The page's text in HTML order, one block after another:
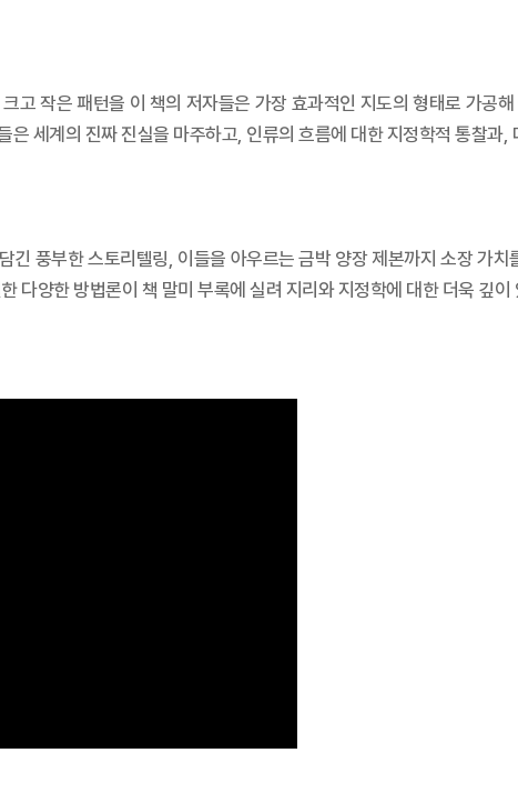
고 작은 패턴을 이 책의 저자들은 가장 효과적인 지도의 형태로 가공
은 세계의 진짜 진실을 마주하고, 인류의 흐름에 대한 지정학적 통찰과,
긴 풍부한 스토리텔링, 이들을 아우르는 금박 양장 제본까지 소장 가
다양한 방법론이 책 말미 부록에 실려 지리와 지정학에 대한 더욱 깊이